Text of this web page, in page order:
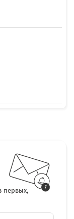
первых,